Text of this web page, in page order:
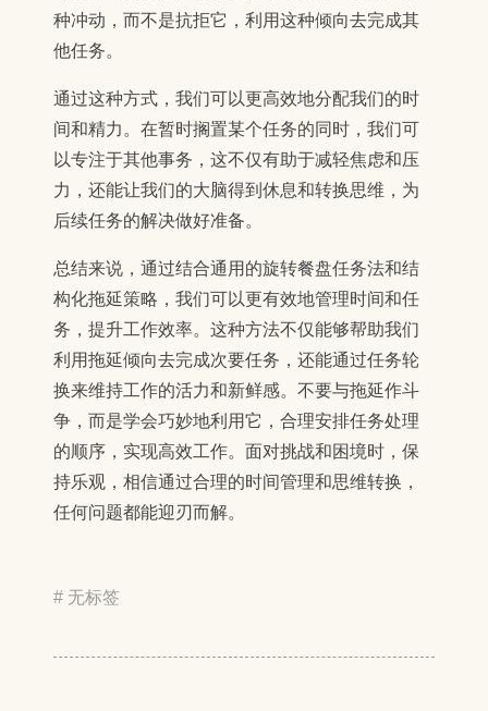
种冲动，而不是抗拒它，利用这种倾向去完成其
他任务。
通过这种方式，我们可以更高效地分配我们的时
间和精力。在暂时搁置某个任务的同时，我们可
以专注于其他事务，这不仅有助于减轻焦虑和压
力，还能让我们的大脑得到休息和转换思维，为
后续任务的解决做好准备。
总结来说，通过结合通用的旋转餐盘任务法和结
构化拖延策略，我们可以更有效地管理时间和任
务，提升工作效率。这种方法不仅能够帮助我们
利用拖延倾向去完成次要任务，还能通过任务轮
换来维持工作的活力和新鲜感。不要与拖延作斗
争，而是学会巧妙地利用它，合理安排任务处理
的顺序，实现高效工作。面对挑战和困境时，保
持乐观，相信通过合理的时间管理和思维转换，
任何问题都能迎刃而解。
# 无标签